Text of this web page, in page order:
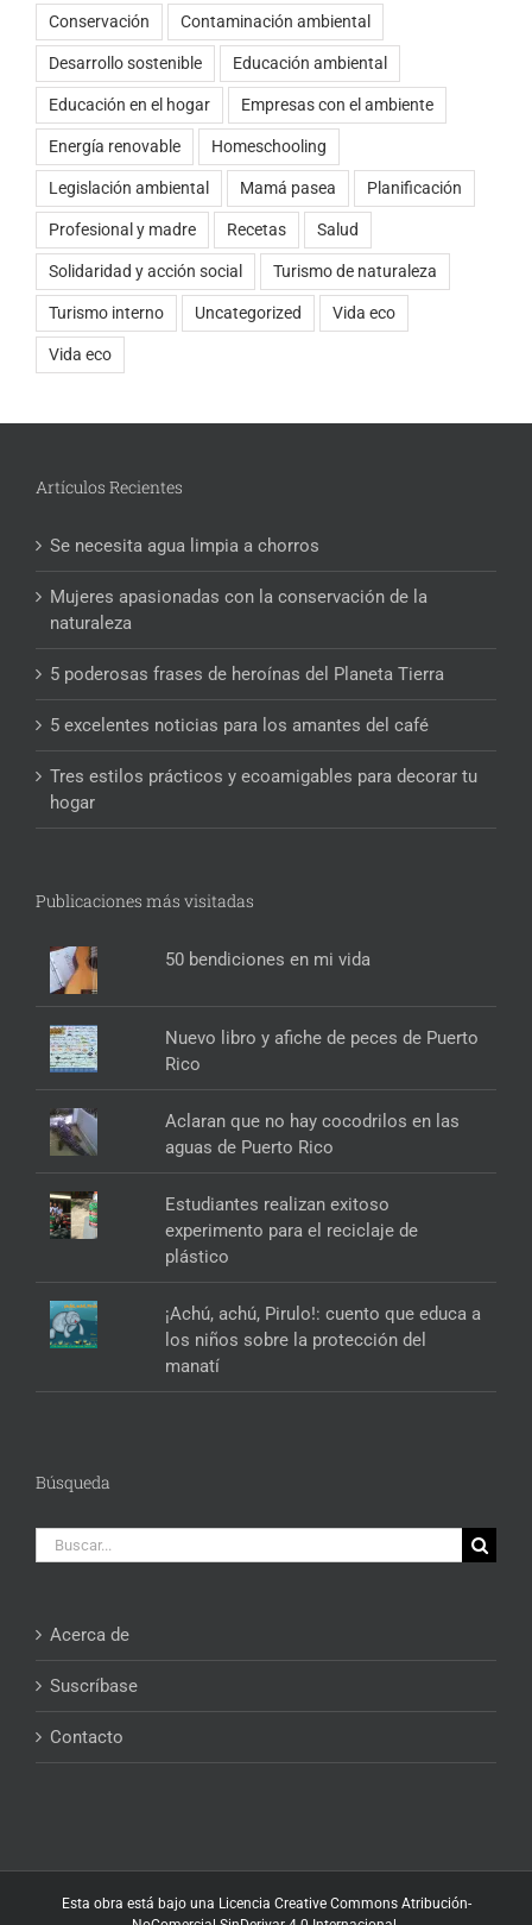
Conservación Contaminación ambiental
Desarrollo sostenible Educación ambiental
Educación en el hogar Empresas con el ambiente
Energía renovable Homeschooling
Legislación ambiental Mamá pasea Planificación
Profesional y madre Recetas Salud
Solidaridad y acción social Turismo de naturaleza
Turismo interno Uncategorized Vida eco
Vida eco
Artículos Recientes
Se necesita agua limpia a chorros
Mujeres apasionadas con la conservación de la
naturaleza
5 poderosas frases de heroínas del Planeta Tierra
5 excelentes noticias para los amantes del café
Tres estilos prácticos y ecoamigables para decorar tu
hogar
Publicaciones más visitadas
50 bendiciones en mi vida
Nuevo libro y afiche de peces de Puerto
Rico
Aclaran que no hay cocodrilos en las
aguas de Puerto Rico
Estudiantes realizan exitoso
experimento para el reciclaje de
plástico
¡Achú, achú, Pirulo!: cuento que educa a
los niños sobre la protección del
manatí
Búsqueda
Buscar:
Acerca de
Suscríbase
Contacto
Esta obra está bajo una Licencia Creative Commons Atribución-